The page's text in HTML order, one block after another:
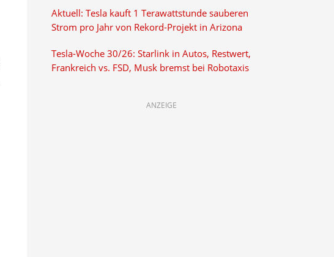
Aktuell: Tesla kauft 1 Terawattstunde sauberen
Strom pro Jahr von Rekord-Projekt in Arizona
Tesla-Woche 30/26: Starlink in Autos, Restwert,
Frankreich vs. FSD, Musk bremst bei Robotaxis
ANZEIGE